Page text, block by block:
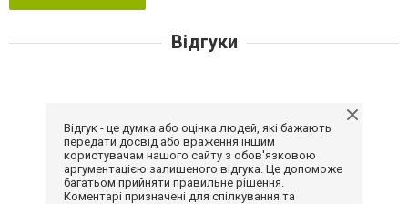
Відгуки
Відгук - це думка або оцінка людей, які бажають
передати досвід або враження іншим
користувачам нашого сайту з обов'язковою
аргументацією залишеного відгука. Це допоможе
багатьом прийняти правильне рішення.
Коментарі призначені для спілкування та